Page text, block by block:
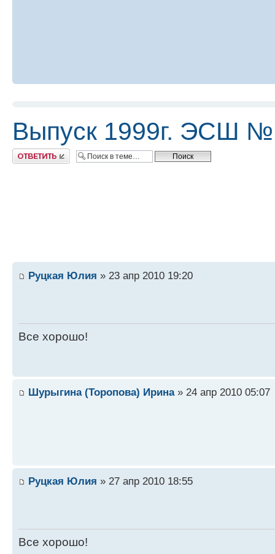
Выпуск 1999г. ЭСШ
Ответить
Руцкая Юлия » 23 апр 2010 19:20
Все хорошо!
Шурыгина (Торопова) Ирина» 24 апр 2010 05:07
Руцкая Юлия » 27 апр 2010 18:55
Все хорошо!